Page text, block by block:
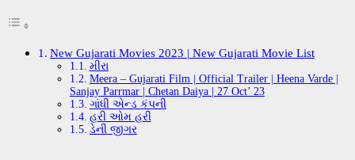
New Gujarati Movies 2023 | New Gujarati Movie List
મીરા
Meera – Gujarati Film | Official Trailer | Heena Varde |
Sanjay Parrmar | Chetan Daiya | 27 Oct’ 23
ગાંધી એન્ડ કંપની
હરી ઓમ હરી
ડેની જીગર